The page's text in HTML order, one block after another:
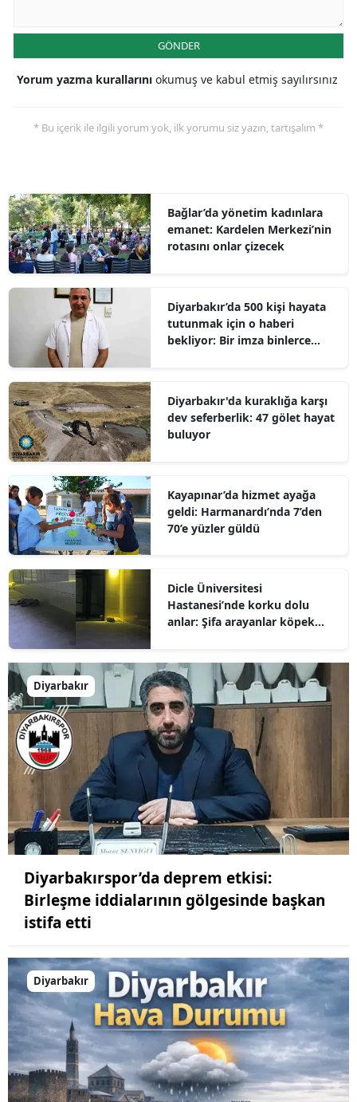
GÖNDER
Yorum yazma kurallarını okumuş ve kabul etmiş sayılırsınız
* Bu içerik ile ilgili yorum yok, ilk yorumu siz yazın, tartışalım *
Bağlar’da yönetim kadınlara
emanet: Kardelen Merkezi’nin
rotasını onlar çizecek
Diyarbakır’da 500 kişi hayata
tutunmak için o haberi
bekliyor: Bir imza binlerce
Diyarbakır'da kuraklığa karşı
dev seferberlik: 47 gölet hayat
buluyor
Kayapınar’da hizmet ayağa
geldi: Harmanardı’nda 7’den
70’e yüzler güldü
Dicle Üniversitesi
Hastanesi’nde korku dolu
anlar: Şifa arayanlar köpek
Diyarbakır
Diyarbakırspor’da deprem etkisi:
Birleşme iddialarının gölgesinde başkan
istifa etti
Diyarbakır